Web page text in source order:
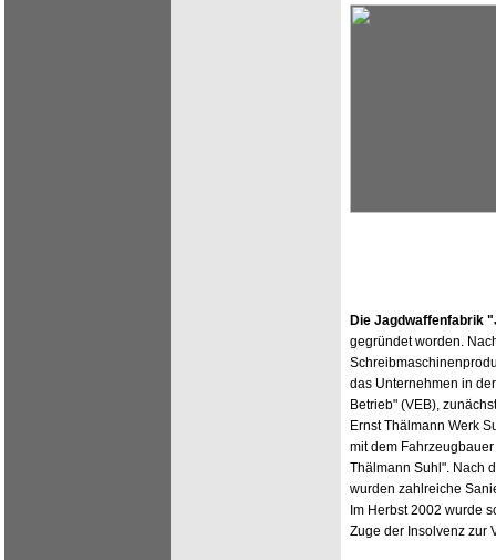
Die Jagdwaffenfabrik
gegründet worden.
das Unternehmen in
Betrieb" (VEB),
Ernst Thälmann Werk
mit dem
Thälmann Suhl". Nach
wurden zahlreiche
Im Herbst 2002 wurde
Zuge der Insolvenz zur